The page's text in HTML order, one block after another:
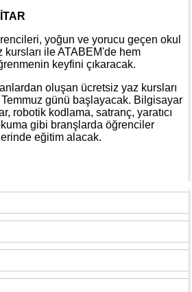
yoğun ve yorucu geçen okul
ile ATABEM'de hem
keyfini çıkaracak.
oluşan ücretsiz yaz kursları
günü başlayacak. Bilgisayar
robotik kodlama, satranç, yaratıcı
gibi branşlarda öğrenciler
eğitim alacak.